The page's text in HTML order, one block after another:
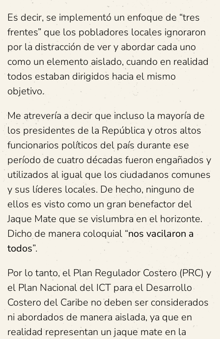
Es decir, se implementó un enfoque de “tres
frentes” que los pobladores locales ignoraron
por la distracción de ver y abordar cada uno
como un elemento aislado, cuando en realidad
todos estaban dirigidos hacia el mismo
objetivo.
Me atrevería a decir que incluso la mayoría de
los presidentes de la República y otros altos
funcionarios políticos del país durante ese
período de cuatro décadas fueron engañados y
utilizados al igual que los ciudadanos comunes
y sus líderes locales. De hecho, ninguno de
ellos es visto como un gran benefactor del
Jaque Mate que se vislumbra en el horizonte.
Dicho de manera coloquial “nos vacilaron a
todos”.
Por lo tanto, el Plan Regulador Costero (PRC) y
el Plan Nacional del ICT para el Desarrollo
Costero del Caribe no deben ser considerados
ni abordados de manera aislada, ya que en
realidad representan un jaque mate en la